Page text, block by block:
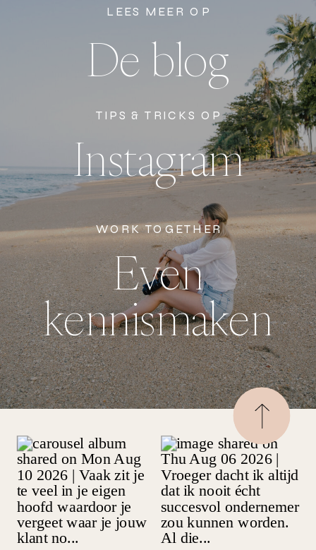
LEES MEER OP
De blog
TIPS & TRICKS OP
Instagram
WORK TOGETHER
Even
kennismaken